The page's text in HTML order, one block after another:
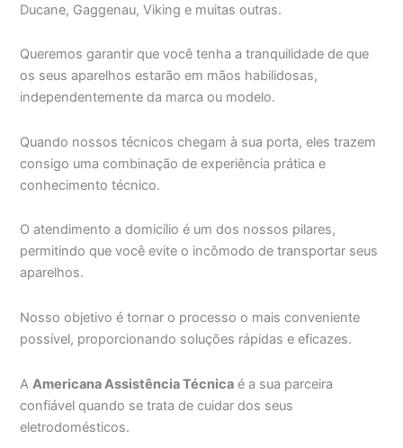
Ducane, Gaggenau, Viking e muitas outras.
Queremos garantir que você tenha a tranquilidade de que
os seus aparelhos estarão em mãos habilidosas,
independentemente da marca ou modelo.
Quando nossos técnicos chegam à sua porta, eles trazem
consigo uma combinação de experiência prática e
conhecimento técnico.
O atendimento a domicílio é um dos nossos pilares,
permitindo que você evite o incômodo de transportar seus
aparelhos.
Nosso objetivo é tornar o processo o mais conveniente
possível, proporcionando soluções rápidas e eficazes.
A Americana Assistência Técnica é a sua parceira
confiável quando se trata de cuidar dos seus
eletrodomésticos.